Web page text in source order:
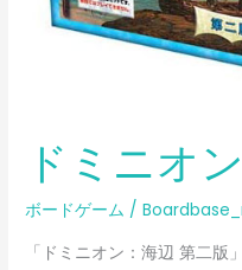
ドミニオ
ボードゲーム /
「ドミニオン：海辺 第二